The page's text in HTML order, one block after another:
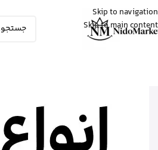
Skip to navigation
Skip to main content
Fatemeh
ادو پرفیوم زنانه بورلی هیلز پولو کلاب رو